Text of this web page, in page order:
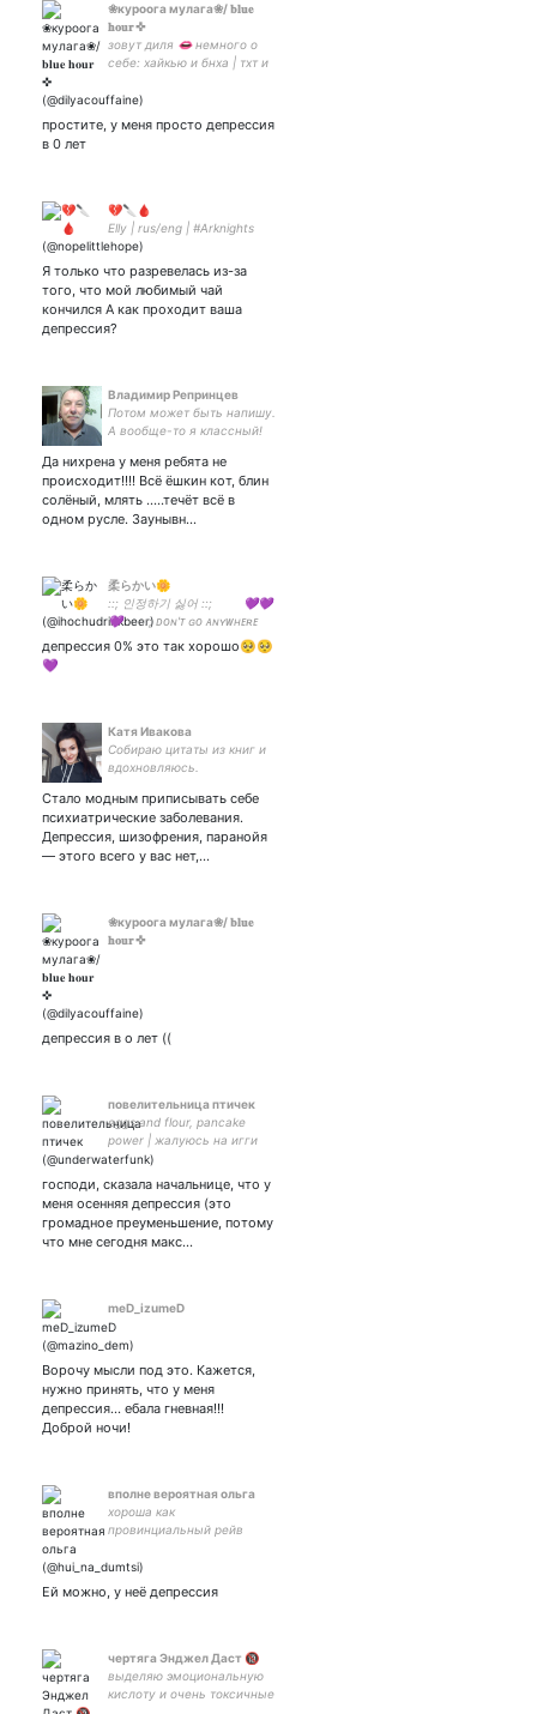
❀куроога мулага❀/ 𝐛𝐥𝐮𝐞
𝐡𝐨𝐮𝐫 ✜
зовут диля 👄 немного о
себе: хайкью и бнха | тхт и
люблю тебя ❣ и мемы с
(моя олд систр кстати)
простите, у меня просто депрессия
в 0 лет
💔🔪🩸
Elly | rus/eng | #Arknights
Я только что разревелась из-за
того, что мой любимый чай
кончился А как проходит ваша
депрессия?
Владимир Репринцев
Потом может быть напишу.
А вообще-то я классный!
Да нихрена у меня ребята не
происходит!!!! Всё ёшкин кот, блин
солёный, млять .....течёт всё в
одном русле. Заунывн…
柔らかい🌼
::; 인정하기 싫어 ::; 💜💜
💜 ::; ᴅᴏɴ'ᴛ ɢᴏ ᴀɴʏᴡʜᴇʀᴇ
ᴀɴᴅ ᴊᴜsᴛ sᴛᴀʏ ᴡɪᴛʜ ᴍᴇ ::;
депрессия 0% это так хорошо🥺🥺
💜
Катя Ивакова
Собираю цитаты из книг и
вдохновляюсь.
Стало модным приписывать себе
психиатрические заболевания.
Депрессия, шизофрения, паранойя
— этого всего у вас нет,…
❀куроога мулага❀/ 𝐛𝐥𝐮𝐞
𝐡𝐨𝐮𝐫 ✜
депрессия в о лет ((
повелительница птичек
eggs and flour, pancake
power | жалуюсь на игги
попа
господи, сказала начальнице, что у
меня осенняя депрессия (это
громадное преуменьшение, потому
что мне сегодня макс…
meD_izumeD
Ворочу мысли под это. Кажется,
нужно принять, что у меня
депрессия... ебала гневная!!!
Доброй ночи!
вполне вероятная ольга
хороша как
провинциальный рейв
Ей можно, у неё депрессия
чертяга Энджел Даст 🔞
выделяю эмоциональную
кислоту и очень токсичные